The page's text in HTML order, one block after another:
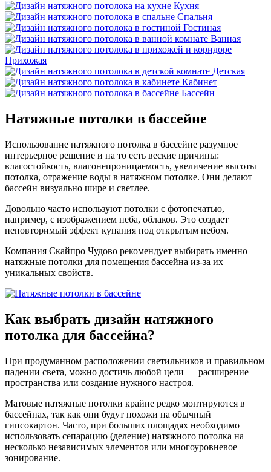
Кухня
Спальня
Гостиная
Ванная
Прихожая
Детская
Кабинет
Бассейн
Натяжные потолки в бассейне
Использование натяжного потолка в бассейне разумное
интерьерное решение и на то есть веские причины:
влагостойкость, влагонепроницаемость, увеличение высоты
потолка, отражение воды в натяжном потолке. Они делают
бассейн визуально шире и светлее.
Довольно часто используют потолки с фотопечатью,
например, с изображением неба, облаков. Это создает
неповторимый эффект купания под открытым небом.
Компания Скайпро Чудово рекомендует выбирать именно
натяжные потолки для помещения бассейна из-за их
уникальных свойств.
Как выбрать дизайн натяжного
потолка для бассейна?
При продуманном расположении светильников и правильном
падении света, можно достичь любой цели — расширение
пространства или создание нужного настроя.
Матовые натяжные потолки крайне редко монтируются в
бассейнах, так как они будут похожи на обычный
гипсокартон. Часто, при больших площадях необходимо
использовать сепарацию (деление) натяжного потолка на
несколько независимых элементов или многоуровневое
зонирование.